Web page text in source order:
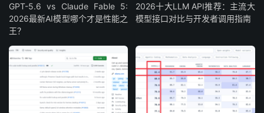
GPT-5.6 vs Claude Fable 5:
2026最新AI模型哪个才是性能之
王？
2026十大LLM API推荐：主流大
模型接口对比与开发者调用指南